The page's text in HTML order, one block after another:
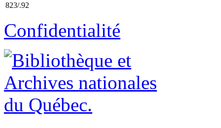
823/.92
Confidentialité